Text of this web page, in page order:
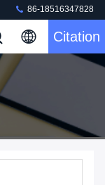
86-18516347828
Citation